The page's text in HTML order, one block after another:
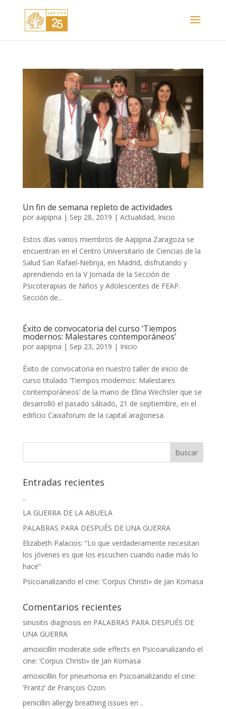
Un fin de semana repleto de actividades
por aapipna | Sep 28, 2019 | Actualidad, Inicio
Estos días varios miembros de Aapipna Zaragoza se
encuentran en el Centro Universitario de Ciencias de la
Salud San Rafael-Nebrija, en Madrid, disfrutando y
aprendiendo en la V Jornada de la Sección de
Psicoterapias de Niños y Adolescentes de FEAP.
Sección de...
Éxito de convocatoria del curso ‘Tiempos
modernos: Malestares contemporáneos’
por aapipna | Sep 23, 2019 | Inicio
Éxito de convocatoria en nuestro taller de inicio de
curso titulado ‘Tiempos modernos: Malestares
contemporáneos’ de la mano de Elina Wechsler que se
desarrolló el pasado sábado, 21 de septiembre, en el
edificio Caixaforum de la capital aragonesa.
Entradas recientes
..
LA GUERRA DE LA ABUELA
PALABRAS PARA DESPUÉS DE UNA GUERRA
Elizabeth Palacios: “Lo que verdaderamente necesitan
los jóvenes es que los escuchen cuando nadie más lo
hace”
Psicoanalizando el cine: ‘Corpus Christi» de Jan Komasa
Comentarios recientes
sinusitis diagnosis en PALABRAS PARA DESPUÉS DE
UNA GUERRA
amoxicillin moderate side effects en Psicoanalizando el
cine: ‘Corpus Christi» de Jan Komasa
amoxicillin for pneumonia en Psicoanalizando el cine:
‘Frantz’ de François Ozon.
penicillin allergy breathing issues en ..